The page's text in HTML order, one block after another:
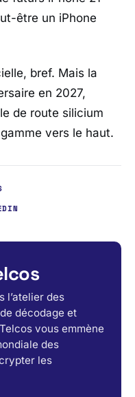
être un iPhone
bref. Mais la
en 2027,
de route silicium
vers le haut.
l’atelier des
décodage et
vous emmène
des
les